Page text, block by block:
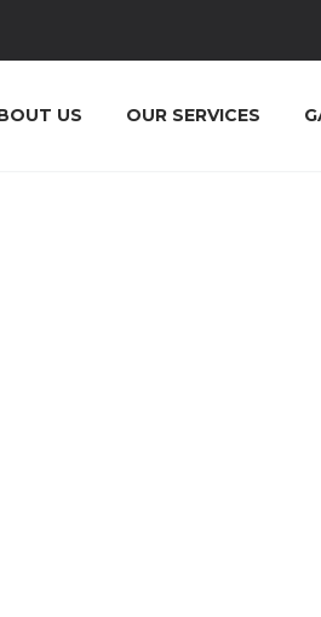
US OUR SERVICES